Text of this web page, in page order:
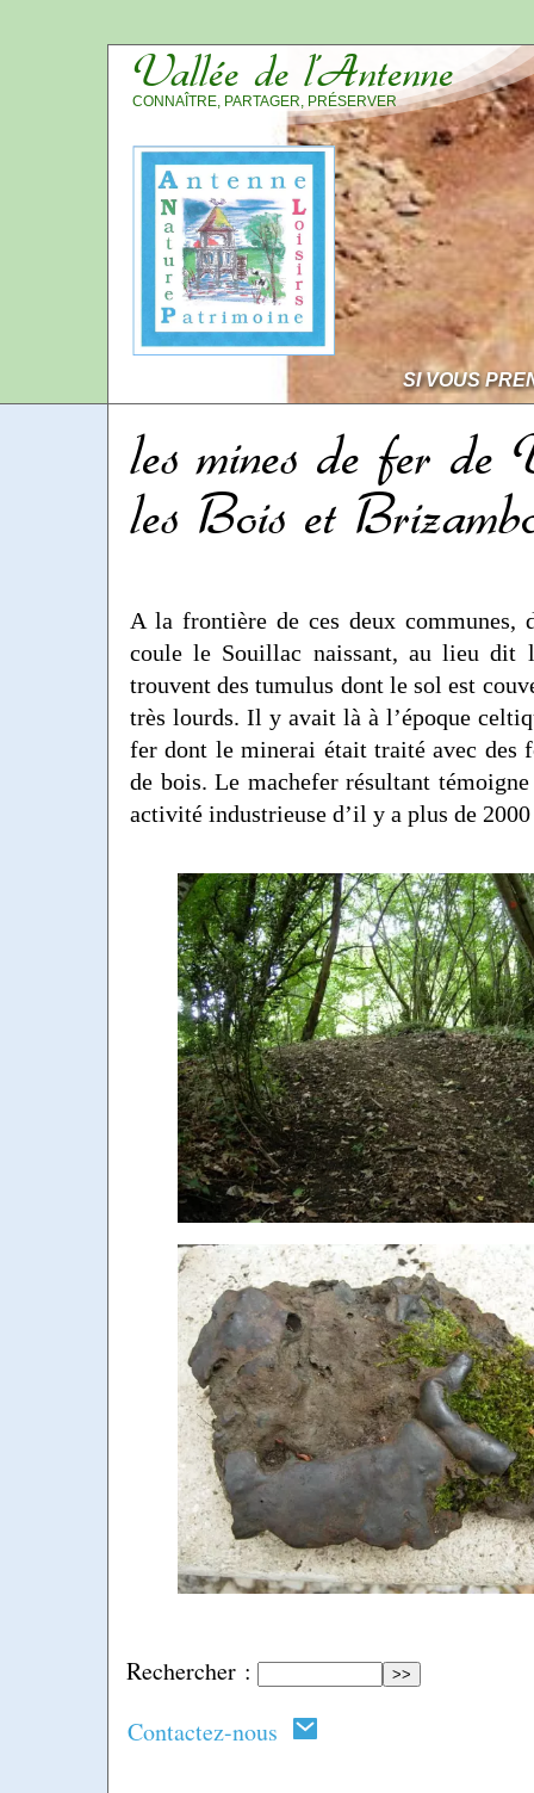
Vallée de l’Antenne
CONNAÎTRE, PARTAGER, PRÉSERVER
SI VOUS
Rechercher :
Contactez-nous
les mines de fer de
les Bois et
A la frontière de ces deux communes,
coule le Souillac naissant, au lieu dit
trouvent des tumulus dont le sol est
très lourds. Il y avait là à l’époque
fer dont le minerai était traité avec des
de bois. Le machefer résultant
activité industrieuse d’il y a plus de 2000